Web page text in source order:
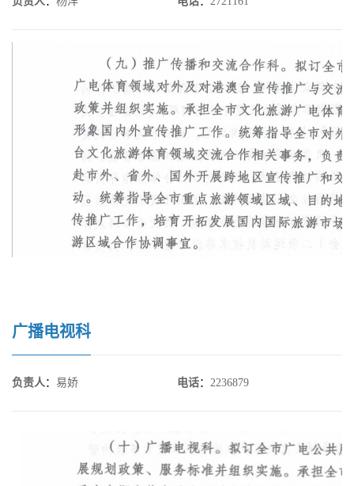
广播电视科
负责人： 易娇 电话： 2236879